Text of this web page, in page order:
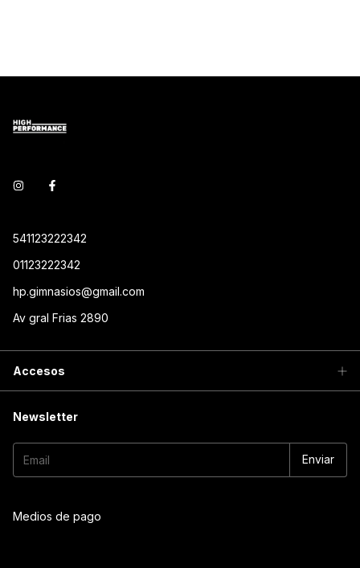
541123222342
01123222342
hp.gimnasios@gmail.com
Av gral Frias 2890
Accesos
Newsletter
Medios de pago